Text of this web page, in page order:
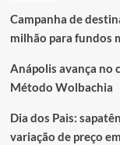
Campanha de
milhão para fundos
Anápolis avança no
Método Wolbachia
Dia dos Pais:
variação de preço